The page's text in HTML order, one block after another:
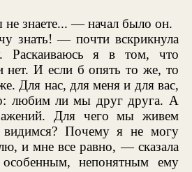
знаете... — начал было он.
знать! — почти вскрикнула
я в том, что
нет. И если б опять то же, то
Для нас, для меня и для вас,
любим ли мы друг друга. А
Для чего мы живем
видимся? Почему я не могу
и мне все равно, — сказала
непонятным ему